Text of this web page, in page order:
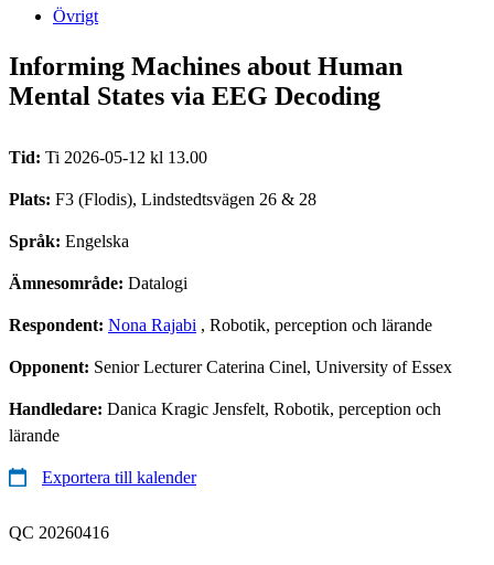
Övrigt
Informing Machines about Human
Mental States via EEG Decoding
Tid: Ti 2026-05-12 kl 13.00
Plats: F3 (Flodis), Lindstedtsvägen 26 & 28
Språk: Engelska
Ämnesområde: Datalogi
Respondent: Nona Rajabi , Robotik, perception och lärande
Opponent: Senior Lecturer Caterina Cinel, University of Essex
Handledare: Danica Kragic Jensfelt, Robotik, perception och
lärande
Exportera till kalender
QC 20260416